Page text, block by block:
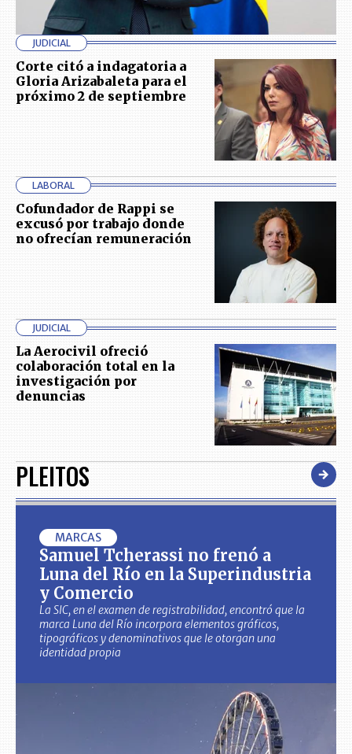
JUDICIAL
Corte citó a indagatoria a
Gloria Arizabaleta para el
próximo 2 de septiembre
LABORAL
Cofundador de Rappi se
excusó por trabajo donde
no ofrecían remuneración
JUDICIAL
La Aerocivil ofreció
colaboración total en la
investigación por
denuncias
PLEITOS
MARCAS
Samuel Tcherassi no frenó a
Luna del Río en la Superindustria
y Comercio
La SIC, en el examen de registrabilidad, encontró que la
marca Luna del Río incorpora elementos gráficos,
tipográficos y denominativos que le otorgan una
identidad propia